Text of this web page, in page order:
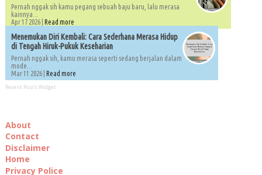
Pernah nggak sih kamu pegang sebuah baju baru, lalu merasa
kainnya...
Apr 17 2026 | Read more
Menemukan Diri Kembali: Cara Sederhana Merasa Hidup
di Tengah Hiruk-Pukuk Keseharian
Pernah nggak sih, kamu merasa seperti sedang berjalan dalam
mode...
Mar 11 2026 | Read more
Recent Posts Widget
About
Contact
Disclaimer
Home
Privacy Police